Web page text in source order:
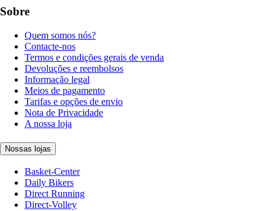
Sobre
Quem somos nós?
Contacte-nos
Termos e condições gerais de venda
Devoluções e reembolsos
Informação legal
Meios de pagamento
Tarifas e opções de envio
Nota de Privacidade
A nossa loja
Nossas lojas
Basket-Center
Daily Bikers
Direct Running
Direct-Volley